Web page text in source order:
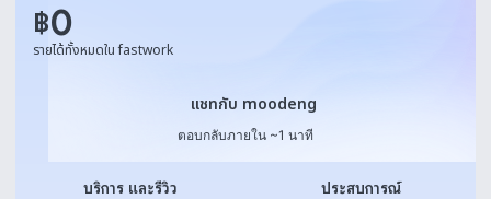
฿0
รายได้ทั้งหมดใน fastwork
แชทกับ moodeng
แชทกับ moodeng
ตอบกลับภายใน ~1 นาที
บริการ และรีวิว ประสบการณ์